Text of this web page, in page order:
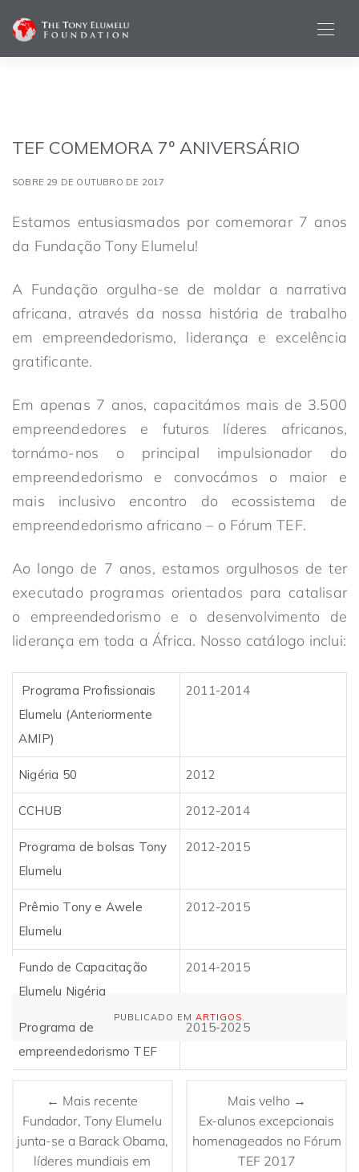
TEF COMEMORA 7º ANIVERSÁRIO
SOBRE 29 DE OUTUBRO DE 2017
Estamos entusiasmados por comemorar 7 anos
da Fundação Tony Elumelu!
A Fundação orgulha-se de moldar a narrativa
africana, através da nossa história de trabalho
em empreendedorismo, liderança e excelência
gratificante.
Em apenas 7 anos, capacitámos mais de 3.500
empreendedores e futuros líderes africanos,
tornámo-nos o principal impulsionador do
empreendedorismo e convocámos o maior e
mais inclusivo encontro do ecossistema de
empreendedorismo africano – o Fórum TEF.
Ao longo de 7 anos, estamos orgulhosos de ter
executado programas orientados para catalisar
o empreendedorismo e o desenvolvimento de
liderança em toda a África. Nosso catálogo inclui:
Programa Profissionais
Elumelu (Anteriormente
AMIP)
2011-2014
Nigéria 50 2012
CCHUB 2012-2014
Programa de bolsas Tony
Elumelu
2012-2015
Prêmio Tony e Awele
Elumelu
2012-2015
Fundo de Capacitação
Elumelu Nigéria
2014-2015
Programa de
empreendedorismo TEF
2015-2025
PUBLICADO EM ARTIGOS.
← Mais recente
Fundador, Tony Elumelu
junta-se a Barack Obama,
líderes mundiais em
Mais velho →
Ex-alunos excepcionais
homenageados no Fórum
TEF 2017